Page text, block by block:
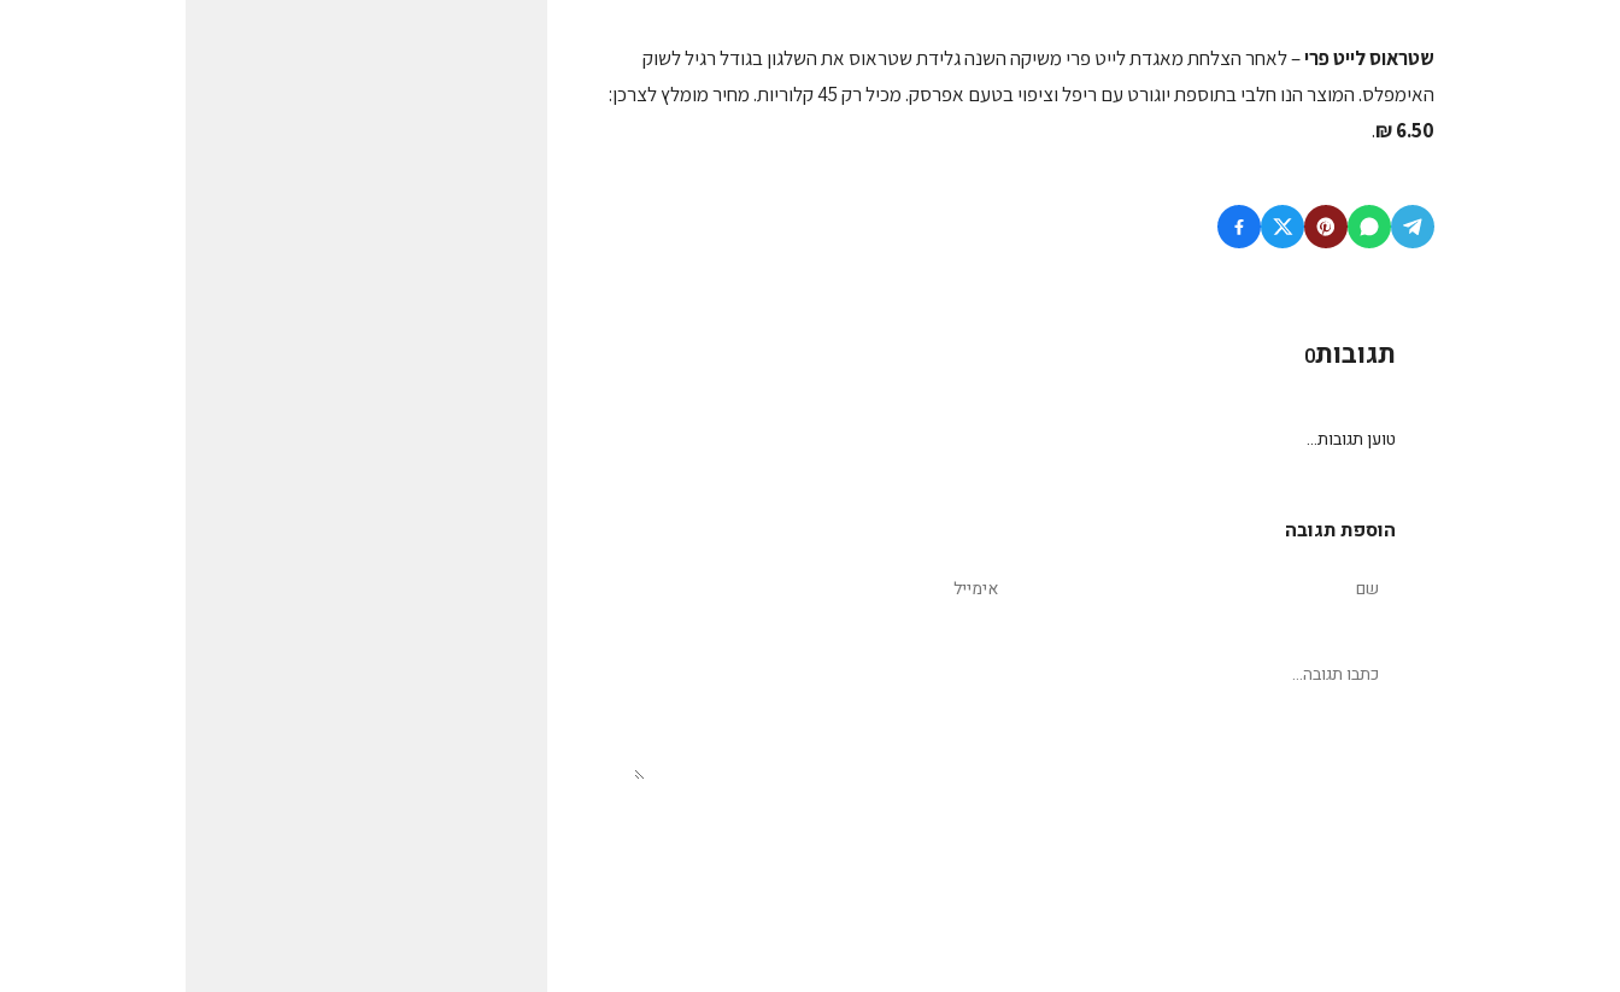
שטראוס לייט פרי– לאחר הצלחת מאגדת לייט פרי משיקה השנה גלידת שטראוס את השלגון בגודל רגיל לשוק
האימפלס. המוצר הנו חלבי בתוספת יוגורט עם ריפל וציפוי בטעם אפרסק. מכיל רק 45 קלוריות. מחיר מומלץ לצרכן:
6.50 ₪
.
תגובות0
טוען תגובות...
הוספת תגובה